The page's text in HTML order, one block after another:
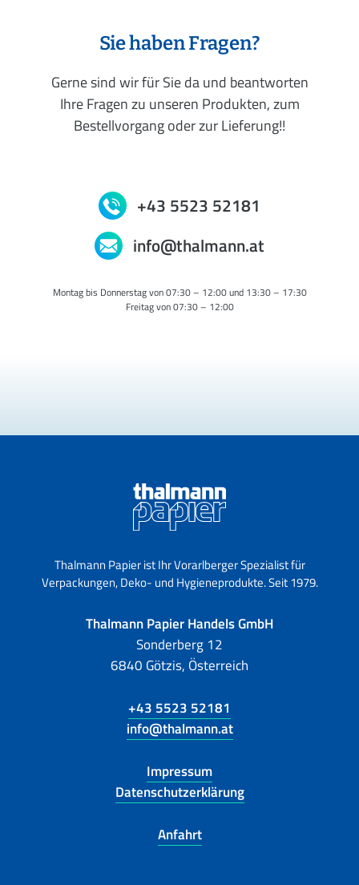
Sie haben Fragen?
Gerne sind wir für Sie da und beantworten
Ihre Fragen zu unseren Produkten, zum
Bestellvorgang oder zur Lieferung!!
+43 5523 52181
info@thalmann.at
Montag bis Donnerstag von 07:30 – 12:00 und 13:30 – 17:30
Freitag von 07:30 – 12:00
Thalmann Papier ist Ihr Vorarlberger Spezialist für
Verpackungen, Deko- und Hygieneprodukte. Seit 1979.
Thalmann Papier Handels GmbH
Sonderberg 12
6840 Götzis, Österreich
+43 5523 52181
info@thalmann.at
Impressum
Datenschutzerklärung
Anfahrt